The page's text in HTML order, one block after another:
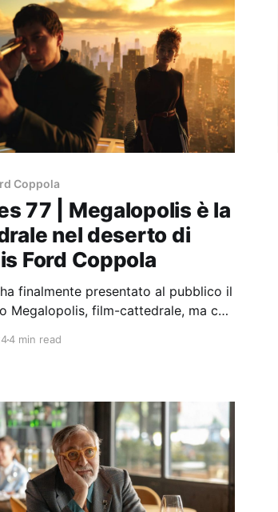
Coppola
77 | Megalopolis è la
nel deserto di
Ford Coppola
finalmente presentato al pubblico il
Megalopolis, film-cattedrale, ma con
di cui si vociferava fin dagli anni
4 min read